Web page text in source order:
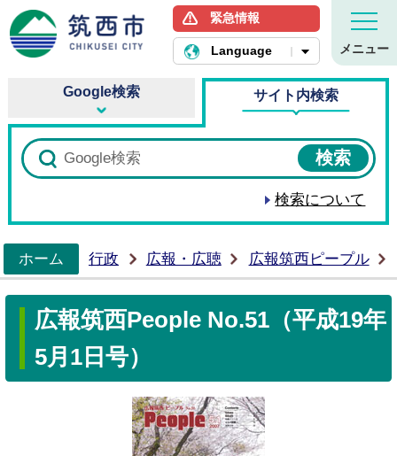
筑西市ホームページ
緊急情報
Language メニュー
Google検索 サイト内検索
検索について
ホーム
行政 広報・広聴 広報筑西ピープル
広報筑西People No.51（平成19年
5月1日号）